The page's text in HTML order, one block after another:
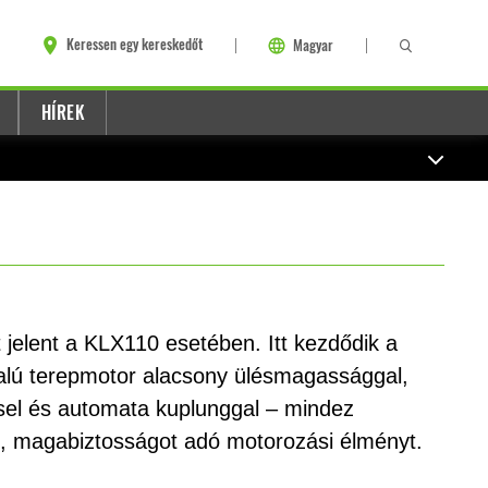
Keressen egy kereskedőt Magyar
HÍREK
a KLX110 esetében. Itt kezdődik a
terepmotor alacsony ülésmagassággal,
és automata kuplunggal – mindez
magabiztosságot adó motorozási élményt.